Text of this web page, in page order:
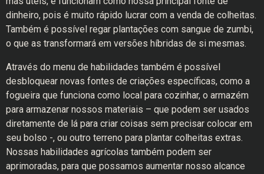
dinheiro, pois é muito rápido lucrar com a venda de colheitas.
Também é possível regar plantações com sangue de zumbi,
o que as transformará em versões híbridas de si mesmas.
Através do menu de habilidades também é possível
desbloquear novas fontes de criações ​​específicas, como a
fogueira que funciona como local para cozinhar, o armazém
para armazenar nossos materiais – que podem ser usados ​​
diretamente de lá para criar coisas sem precisar colocar em
seu bolso -, ou outro terreno para plantar colheitas extras.
Nossas habilidades agrícolas também podem ser
aprimoradas, para que possamos aumentar nosso alcance